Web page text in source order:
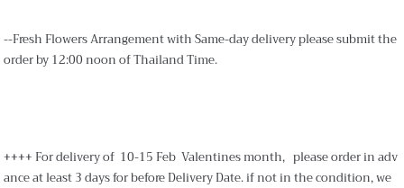
--Fresh Flowers Arrangement with Same-day delivery please submit the
order by 12:00 noon of Thailand Time.
++++ For delivery of 10-15 Feb Valentines month, please order in adv
ance at least 3 days for before Delivery Date. if not in the condition, we